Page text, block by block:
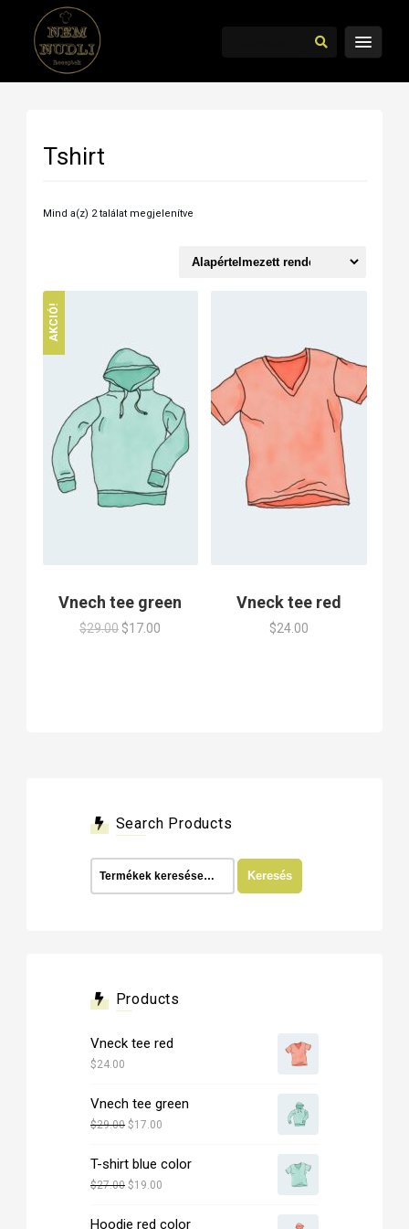
Tshirt
Mind a(z) 2 találat megjelenítve
AKCIÓ!
Vnech tee green
$29.00 Original
$17.00
Vneck tee red
$24.00
Search Products
Keresés
Keresés
Products
Vneck tee red
$24.00
Vnech tee green
$29.00 Original
was:
$29.00.
$17.00
is:
T-shirt blue color
$27.00 Original
was:
$19.00
is:
Hoodie red color